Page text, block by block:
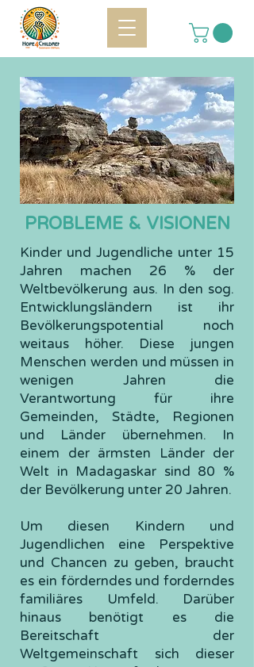
PROBLEME & VISIONEN
Kinder und Jugendliche unter 15
Jahren machen 26 % der
Weltbevölkerung aus. In den sog.
Entwicklungsländern ist ihr
Bevölkerungspotential noch
weitaus höher. Diese jungen
Menschen werden und müssen in
wenigen Jahren die
Verantwortung für ihre
Gemeinden, Städte, Regionen
und Länder übernehmen. In
einem der ärmsten Länder der
Welt in Madagaskar sind 80 %
der Bevölkerung unter 20 Jahren.
Um diesen Kindern und
Jugendlichen eine Perspektive
und Chancen zu geben, braucht
es ein förderndes und forderndes
familiäres Umfeld. Darüber
hinaus benötigt es die
Bereitschaft der
Weltgemeinschaft sich dieser